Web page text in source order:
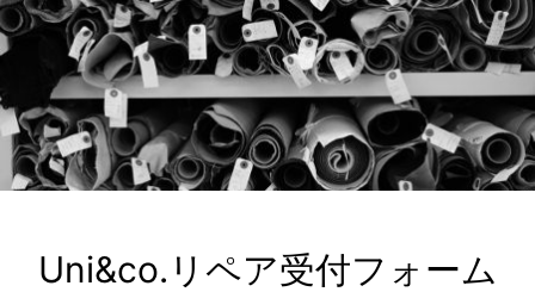
Uni&co.リペア受付フォーム